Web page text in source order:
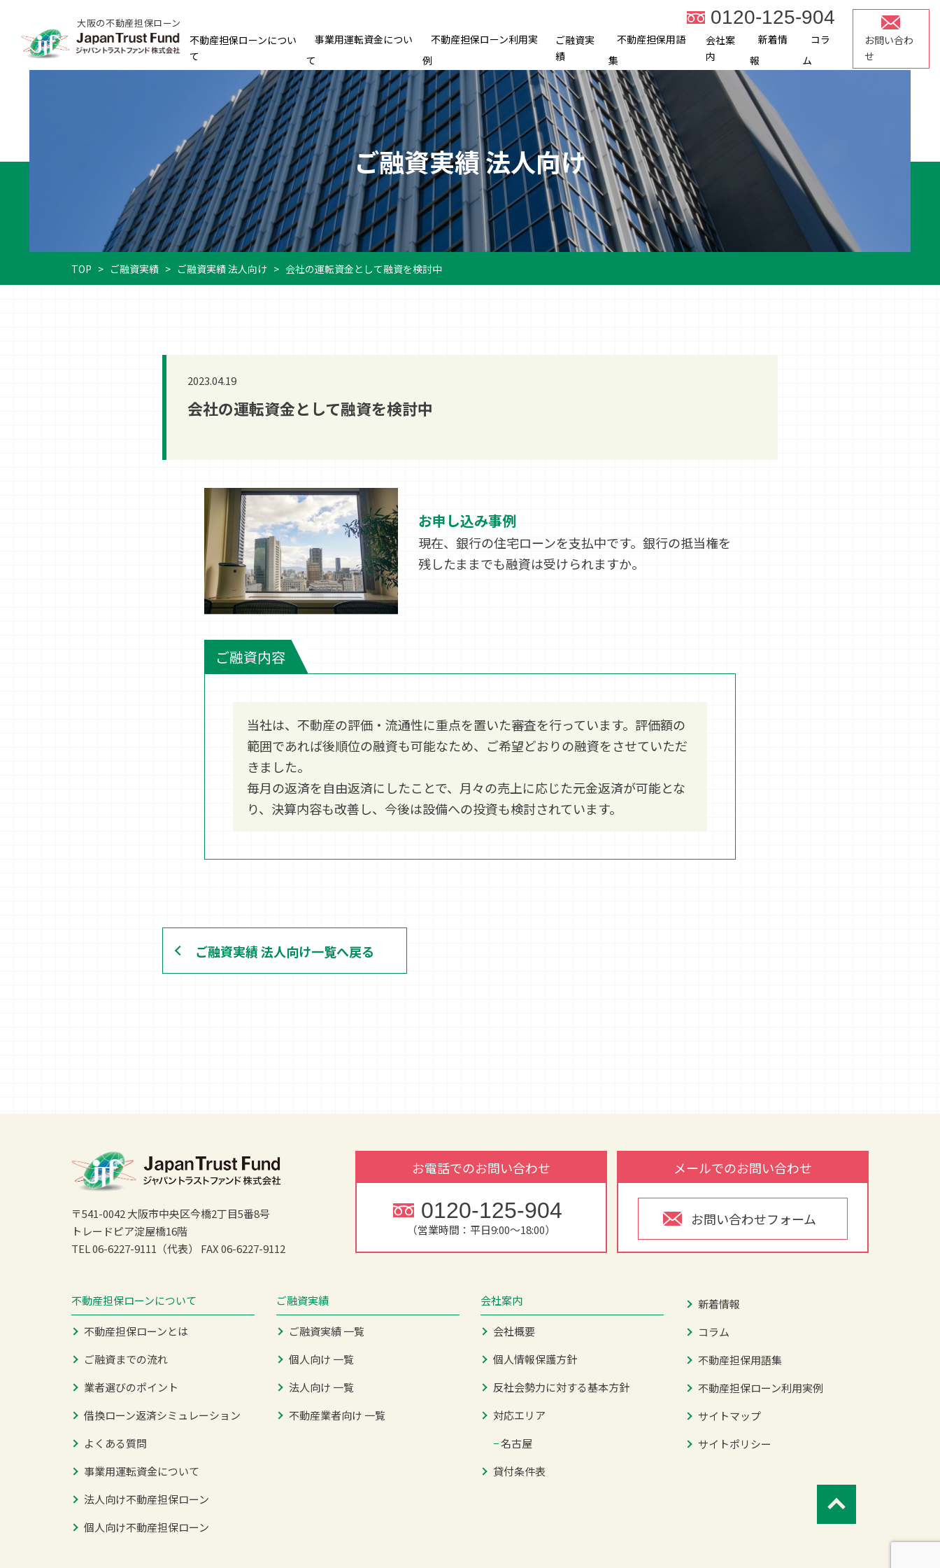
大阪の不動産担保ローン 0120-125-904
不動産担保ローンについ
て
事業用運転資金につい
て
不動産担保ローン利用実
例
ご融資実
績
不動産担保用語
集
会社案
内
新着情
報
コラ
ム
お問い合わ
せ
ご融資実績 法人向け
TOP > ご融資実績 > ご融資実績 法人向け > 会社の運転資金として融資を検討中
2023.04.19
会社の運転資金として融資を検討中
お申し込み事例
現在、銀行の住宅ローンを支払中です。銀行の抵当権を
残したままでも融資は受けられますか。
ご融資内容
当社は、不動産の評価・流通性に重点を置いた審査を行っています。評価額の
範囲であれば後順位の融資も可能なため、ご希望どおりの融資をさせていただ
きました。
毎月の返済を自由返済にしたことで、月々の売上に応じた元金返済が可能とな
り、決算内容も改善し、今後は設備への投資も検討されています。
ご融資実績 法人向け一覧へ戻る
〒541-0042 大阪市中央区今橋2丁目5番8号
トレードピア淀屋橋16階
TEL 06-6227-9111（代表）
FAX 06-6227-9112
お電話でのお問い合わせ
0120-125-904
（営業時間：平日9:00～18:00）
メールでのお問い合わせ
お問い合わせフォーム
不動産担保ローンについて
不動産担保ローンとは
ご融資までの流れ
業者選びのポイント
借換ローン返済シミュレーション
よくある質問
事業用運転資金について
法人向け不動産担保ローン
個人向け不動産担保ローン
ご融資実績
ご融資実績 一覧
個人向け 一覧
法人向け 一覧
不動産業者向け 一覧
会社案内
会社概要
個人情報保護方針
反社会勢力に対する基本方針
対応エリア
−名古屋
貸付条件表
新着情報
コラム
不動産担保用語集
不動産担保ローン利用実例
サイトマップ
サイトポリシー